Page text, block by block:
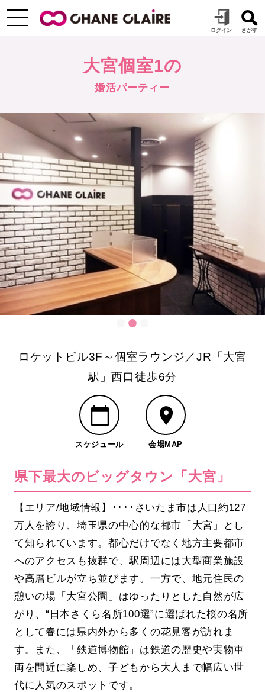
大宮個室1の
婚活パーティー
ロケットビル3F～個室ラウンジ／JR「大宮
駅」西口徒歩6分
スケジュール 会場MAP
県下最大のビッグタウン「大宮」
【エリア/地域情報】････さいたま市は人口約127
万人を誇り、埼玉県の中心的な都市「大宮」とし
て知られています。都心だけでなく地方主要都市
へのアクセスも抜群で、駅周辺には大型商業施設
や高層ビルが立ち並びます。一方で、地元住民の
憩いの場「大宮公園」はゆったりとした自然が広
がり、“日本さくら名所100選”に選ばれた桜の名所
として春には県内外から多くの花見客が訪れま
す。また、「鉄道博物館」は鉄道の歴史や実物車
両を間近に楽しめ、子どもから大人まで幅広い世
代に人気のスポットです。